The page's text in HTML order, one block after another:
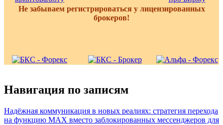
Не забываем регистрироваться у лицензированных
брокеров!
Навигация по записям
Надёжная коммуникация в новых реалиях: стратегия перехода
на функцию MAX вместо заблокированных мессенджеров для